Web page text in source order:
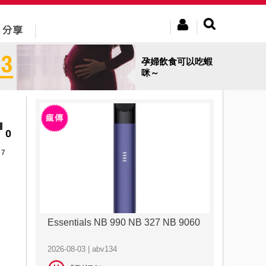
孕婦飲食可以吃蝦
咪～
0
7
Essentials NB 990 NB 327 NB 9060
2026-08-03 | abv134